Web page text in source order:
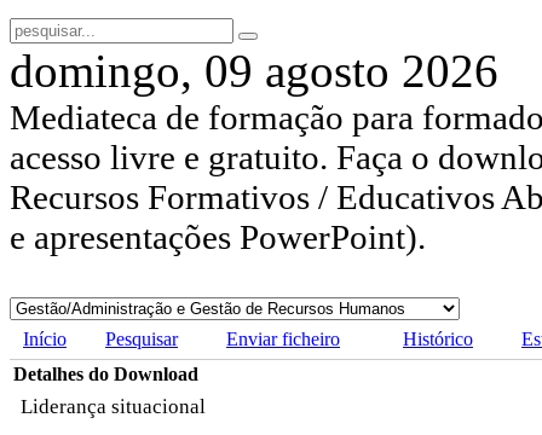
domingo, 09 agosto 2026
Mediateca de formação para
acesso livre e gratuito. Faça o
Recursos Formativos / Educativos
e apresentações PowerPoint).
Início Pesquisar Enviar ficheiro Histórico
Detalhes do Download
Liderança situacional